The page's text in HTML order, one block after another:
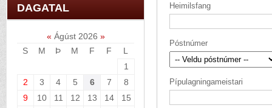
Heimilsfang
Póstnúmer
Pípulagningameistari
DAGATAL
« Ágúst 2026 »
S
M Þ M F F
L
1
2
3 4 5 6 7
8
9
10 11 12 13 14
15